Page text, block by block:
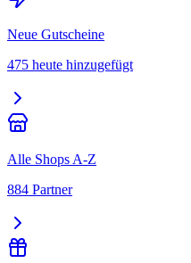
Neue Gutscheine
475 heute hinzugefügt
Alle Shops A-Z
884 Partner